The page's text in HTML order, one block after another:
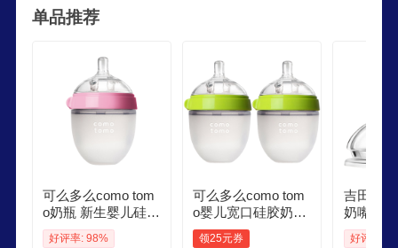
单品推荐
可么多么como tom
o奶瓶 新生婴儿硅胶
奶瓶03月宝宝断奶
好评率: 98%
可么多么como tom
o婴儿宽口硅胶奶瓶
新生儿防胀气奶瓶
领25元券
吉田久
奶嘴
配件婴
好评率: